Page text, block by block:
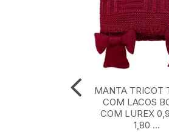
MANTA TRICOT
COM LACOS
COM LUREX
1,80 ...